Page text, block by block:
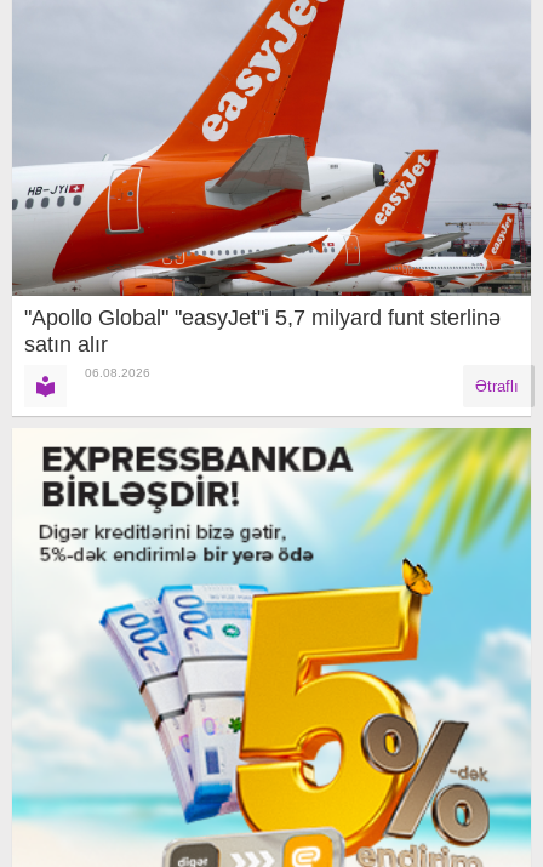
"Apollo Global" "easyJet"i 5,7 milyard funt sterlinə
satın alır
06.08.2026
Ətraflı